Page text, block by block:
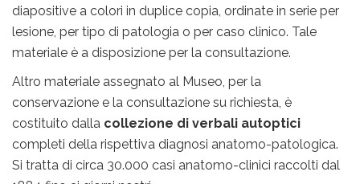
diapositive a colori in duplice copia, ordinate in serie per
lesione, per tipo di patologia o per caso clinico. Tale
materiale è a disposizione per la consultazione.
Altro materiale assegnato al Museo, per la
conservazione e la consultazione su richiesta, è
costituito dalla collezione di verbali autoptici
completi della rispettiva diagnosi anatomo-patologica.
Si tratta di circa 30.000 casi anatomo-clinici raccolti dal